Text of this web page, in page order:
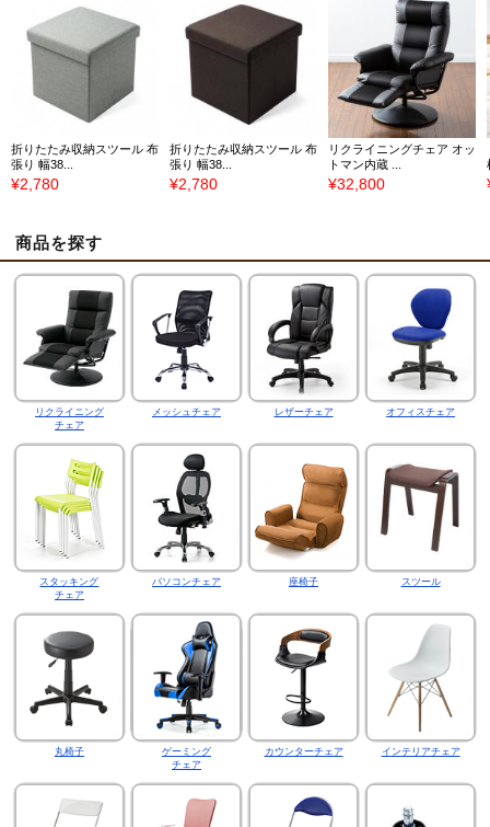
折りたたみ収納スツール 布
張り 幅38...
¥2,780
折りたたみ収納スツール 布
張り 幅38...
¥2,780
リクライニングチェア オッ
トマン内蔵 ...
¥32,800
商品を探す
リクライニング
チェア
メッシュチェア レザーチェア オフィスチェア
スタッキング
チェア
パソコンチェア 座椅子 スツール
丸椅子
ゲーミング
チェア
カウンターチェア インテリアチェア